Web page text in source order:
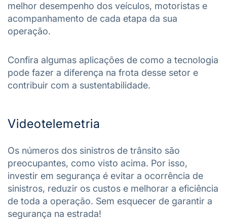
melhor desempenho dos veículos, motoristas e
acompanhamento de cada etapa da sua
operação.
Confira algumas aplicações de como a tecnologia
pode fazer a diferença na frota desse setor e
contribuir com a sustentabilidade.
Videotelemetria
Os números dos sinistros de trânsito são
preocupantes, como visto acima. Por isso,
investir em segurança é evitar a ocorrência de
sinistros, reduzir os custos e melhorar a eficiência
de toda a operação. Sem esquecer de garantir a
segurança na estrada!